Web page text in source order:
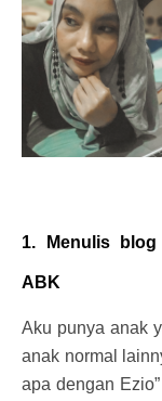
1. Menulis
ABK
Aku punya anak
anak normal
apa dengan